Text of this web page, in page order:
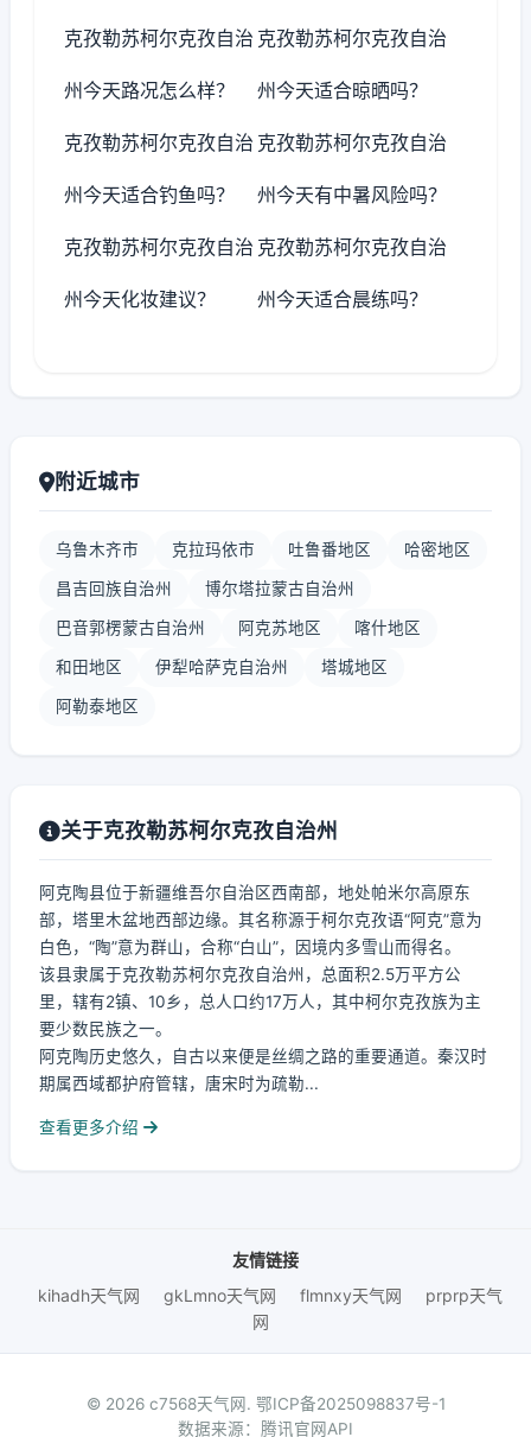
克孜勒苏柯尔克孜自治
州今天路况怎么样？
克孜勒苏柯尔克孜自治
州今天适合晾晒吗？
克孜勒苏柯尔克孜自治
州今天适合钓鱼吗？
克孜勒苏柯尔克孜自治
州今天有中暑风险吗？
克孜勒苏柯尔克孜自治
州今天化妆建议？
克孜勒苏柯尔克孜自治
州今天适合晨练吗？
附近城市
乌鲁木齐市 克拉玛依市 吐鲁番地区 哈密地区
昌吉回族自治州 博尔塔拉蒙古自治州
巴音郭楞蒙古自治州 阿克苏地区 喀什地区
和田地区 伊犁哈萨克自治州 塔城地区
阿勒泰地区
关于克孜勒苏柯尔克孜自治州
阿克陶县位于新疆维吾尔自治区西南部，地处帕米尔高原东
部，塔里木盆地西部边缘。其名称源于柯尔克孜语“阿克”意为
白色，“陶”意为群山，合称“白山”，因境内多雪山而得名。
该县隶属于克孜勒苏柯尔克孜自治州，总面积2.5万平方公
里，辖有2镇、10乡，总人口约17万人，其中柯尔克孜族为主
要少数民族之一。
阿克陶历史悠久，自古以来便是丝绸之路的重要通道。秦汉时
期属西域都护府管辖，唐宋时为疏勒...
查看更多介绍
友情链接
kihadh天气网
gkLmno天气网 flmnxy天气网
prprp天气
网
© 2026 c7568天气网. 鄂ICP备2025098837号-1
数据来源：腾讯官网API